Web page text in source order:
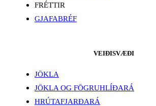
FRÉTTIR
GJAFABRÉF
VEIÐISVÆÐI
JÖKLA
JÖKLA OG FÖGRUHLÍÐARÁ
HRÚTAFJARÐARÁ